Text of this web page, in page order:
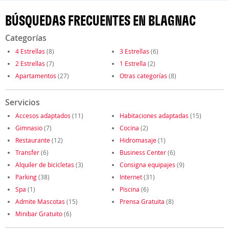
BÚSQUEDAS FRECUENTES EN BLAGNAC
Categorías
4 Estrellas (8) 3 Estrellas (6)
2 Estrellas (7) 1 Estrella (2)
Apartamentos (27) Otras categorías (8)
Servicios
Accesos adaptados (11) Habitaciones adaptadas (15)
Gimnasio(7) Cocina (2)
Restaurante(12) Hidromasaje(1)
Transfer(6) Business Center(6)
Alquiler de bicicletas (3) Consigna equipajes (9)
Parking(38) Internet(31)
Spa (1) Piscina (6)
Admite Mascotas (15) Prensa Gratuita (8)
Minibar Gratuito(6)